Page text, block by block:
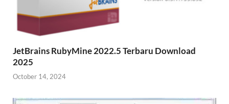
JetBrains RubyMine 2022.5 Terbaru Download
2025
October 14, 2024